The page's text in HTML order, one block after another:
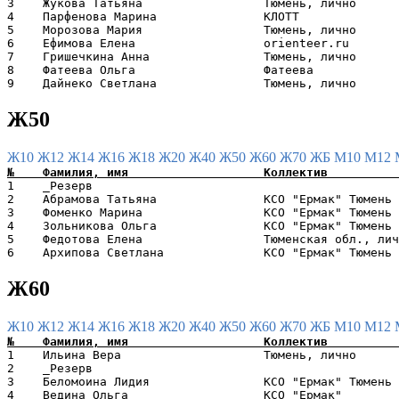
3    Жукова Татьяна                 Тюмень, лично
4    Парфенова Марина               КЛОТТ
5    Морозова Мария                 Тюмень, лично
6    Ефимова Елена                  orienteer.ru
7    Гришечкина Анна                Тюмень, лично
8    Фатеева Ольга                  Фатеева
Ж50
Ж10 Ж12 Ж14 Ж16 Ж18 Ж20 Ж40 Ж50 Ж60 Ж70 ЖБ М10 М12
1    _Резерв
2    Абрамова Татьяна               КСО "Ермак"
3    Фоменко Марина                 КСО "Ермак"
4    Зольникова Ольга               КСО "Ермак"
5    Федотова Елена                 Тюменская
Ж60
Ж10 Ж12 Ж14 Ж16 Ж18 Ж20 Ж40 Ж50 Ж60 Ж70 ЖБ М10 М12
1    Ильина Вера                    Тюмень, лично
2    _Резерв
3    Беломоина Лидия                КСО "Ермак"
4    Ведина Ольга                   КСО "Ермак"